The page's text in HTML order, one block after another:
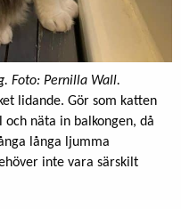
Foto: Pernilla Wall.
lidande. Gör som katten
näta in balkongen, då
långa ljumma
inte vara särskilt